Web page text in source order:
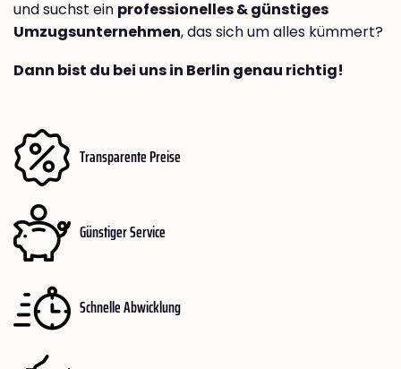
und suchst ein professionelles & günstiges
Umzugsunternehmen, das sich um alles kümmert?
Dann bist du bei uns in Berlin genau richtig!
Transparente Preise
Günstiger Service
Schnelle Abwicklung